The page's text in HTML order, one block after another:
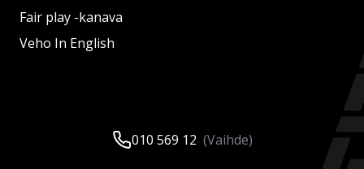
Fair play -kanava
Veho In English
010 569 12 (Vaihde)